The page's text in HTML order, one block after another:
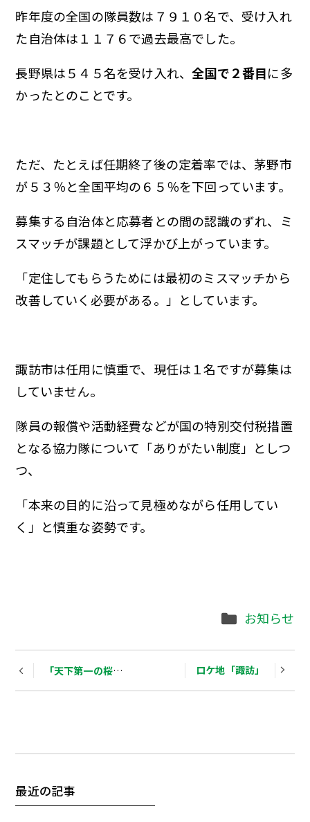
昨年度の全国の隊員数は７９１０名で、受け入れ
た自治体は１１７６で過去最高でした。
長野県は５４５名を受け入れ、全国で２番目に多
かったとのことです。
ただ、たとえば任期終了後の定着率では、茅野市
が５３％と全国平均の６５％を下回っています。
募集する自治体と応募者との間の認識のずれ、ミ
スマッチが課題として浮かび上がっています。
「定住してもらうためには最初のミスマッチから
改善していく必要がある。」としています。
諏訪市は任用に慎重で、現任は１名ですが募集は
していません。
隊員の報償や活動経費などが国の特別交付税措置
となる協力隊について「ありがたい制度」としつ
つ、
「本来の目的に沿って見極めながら任用してい
く」と慎重な姿勢です。
Categories
お知らせ
Post
「天下第一の桜」満開 ロケ地「諏訪」
最近の記事